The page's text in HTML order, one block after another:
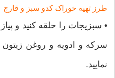
طرز تهیه خوراک کدو سبز و قارچ
• سبزیجات را حلقه کنید و
سرکه و ادویه و روغن
نمایید.